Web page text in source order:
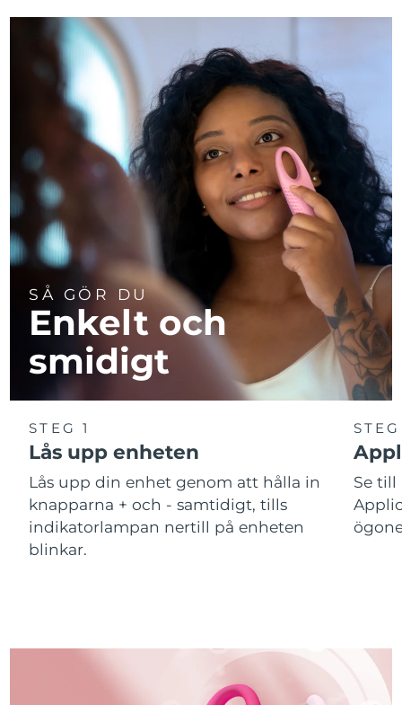
SÅ GÖR DU
Enkelt och
smidigt
STEG 1
Lås upp enheten
Lås upp din enhet genom att hålla in
knapparna + och - samtidigt, tills
indikatorlampan nertill på enheten
blinkar.
Se